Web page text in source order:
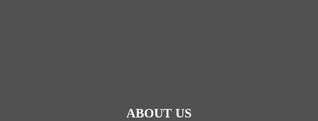
ABOUT US